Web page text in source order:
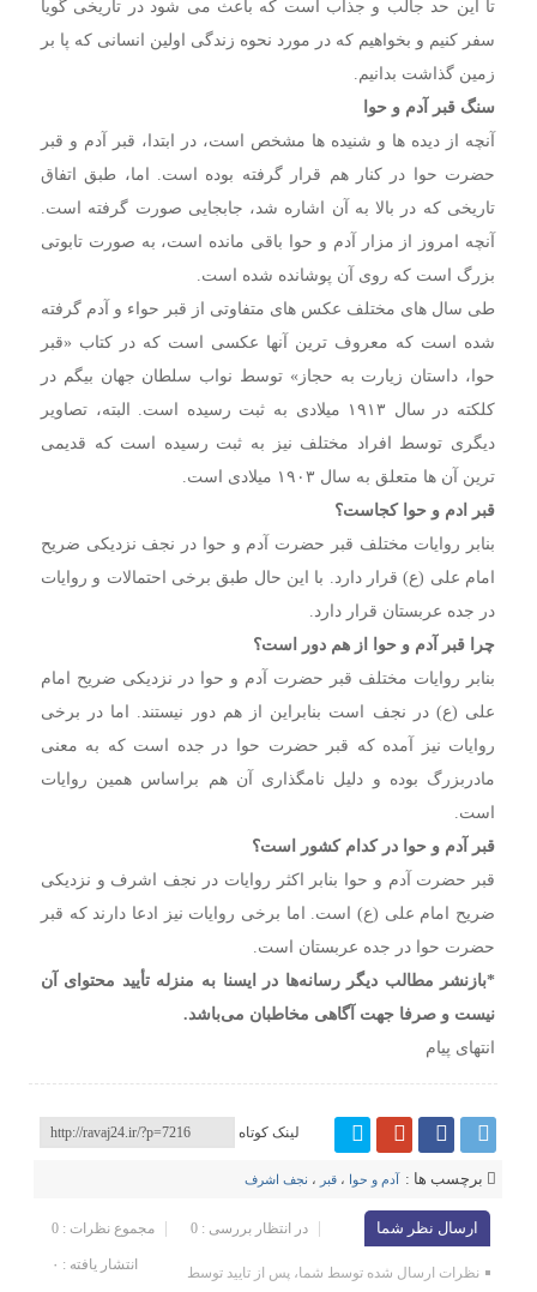
تا این حد جالب و جذاب است که باعث می شود در تاریخی گویا
سفر کنیم و بخواهیم که در مورد نحوه زندگی اولین انسانی که پا بر
زمین گذاشت بدانیم.
سنگ قبر آدم و حوا
آنچه از دیده ها و شنیده ها مشخص است، در ابتدا، قبر آدم و قبر
حضرت حوا در کنار هم قرار گرفته بوده است. اما، طبق اتفاق
تاریخی که در بالا به آن اشاره شد، جابجایی صورت گرفته است.
آنچه امروز از مزار آدم و حوا باقی مانده است، به صورت تابوتی
بزرگ است که روی آن پوشانده شده است.
طی سال های مختلف عکس های متفاوتی از قبر حواء و آدم گرفته
شده است که معروف ترین آنها عکسی است که در کتاب «قبر
حوا، داستان زیارت به حجاز» توسط نواب سلطان جهان بیگم در
کلکته در سال ۱۹۱۳ میلادی به ثبت رسیده است. البته، تصاویر
دیگری توسط افراد مختلف نیز به ثبت رسیده است که قدیمی
ترین آن ها متعلق به سال ۱۹۰۳ میلادی است.
قبر ادم و حوا کجاست؟
بنابر روایات مختلف قبر حضرت آدم و حوا در نجف نزدیکی ضریح
امام علی (ع) قرار دارد. با این حال طبق برخی احتمالات و روایات
در جده عربستان قرار دارد.
چرا قبر آدم و حوا از هم دور است؟
بنابر روایات مختلف قبر حضرت آدم و حوا در نزدیکی ضریح امام
علی (ع) در نجف است بنابراین از هم دور نیستند. اما در برخی
روایات نیز آمده که قبر حضرت حوا در جده است که به معنی
مادربزرگ بوده و دلیل نامگذاری آن هم براساس همین روایات
است.
قبر آدم و حوا در کدام کشور است؟
قبر حضرت آدم و حوا بنابر اکثر روایات در نجف اشرف و نزدیکی
ضریح امام علی (ع) است. اما برخی روایات نیز ادعا دارند که قبر
حضرت حوا در جده عربستان است.
*بازنشر مطالب دیگر رسانه‌ها در ایسنا به منزله تأیید محتوای آن
نیست و صرفا جهت آگاهی مخاطبان می‌باشد.
انتهای پیام
لینک کوتاه
برچسب ها : آدم و حوا ،قبر ، نجف اشرف
ارسال نظر شما مجموع نظرات : 0 در انتظار بررسی : 0
انتشار یافته : ۰
نظرات ارسال شده توسط شما، پس از تایید توسط